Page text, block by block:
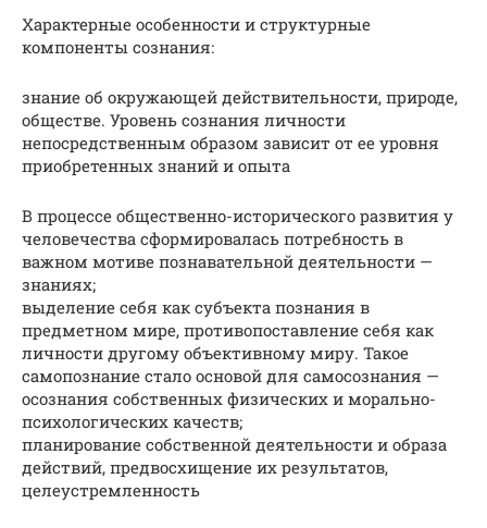
Характерные особенности и структурные
компоненты сознания:
знание об окружающей действительности, природе,
обществе. Уровень сознания личности
непосредственным образом зависит от ее уровня
приобретенных знаний и опыта
В процессе общественно-исторического развития у
человечества сформировалась потребность в
важном мотиве познавательной деятельности —
знаниях;
выделение себя как субъекта познания в
предметном мире, противопоставление себя как
личности другому объективному миру. Такое
самопознание стало основой для самосознания —
осознания собственных физических и морально-
психологических качеств;
планирование собственной деятельности и образа
действий, предвосхищение их результатов,
целеустремленность